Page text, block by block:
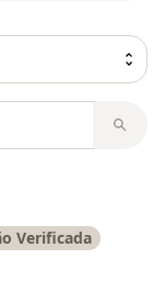
Verificada